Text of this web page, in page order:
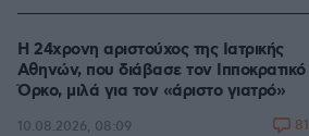
Η 24χρονη αριστούχος της Ιατρικής
Αθηνών, που διάβασε τον Ιπποκρατικό
Όρκο, μιλά για τον «άριστο γιατρό»
10.08.2026, 08:09 81